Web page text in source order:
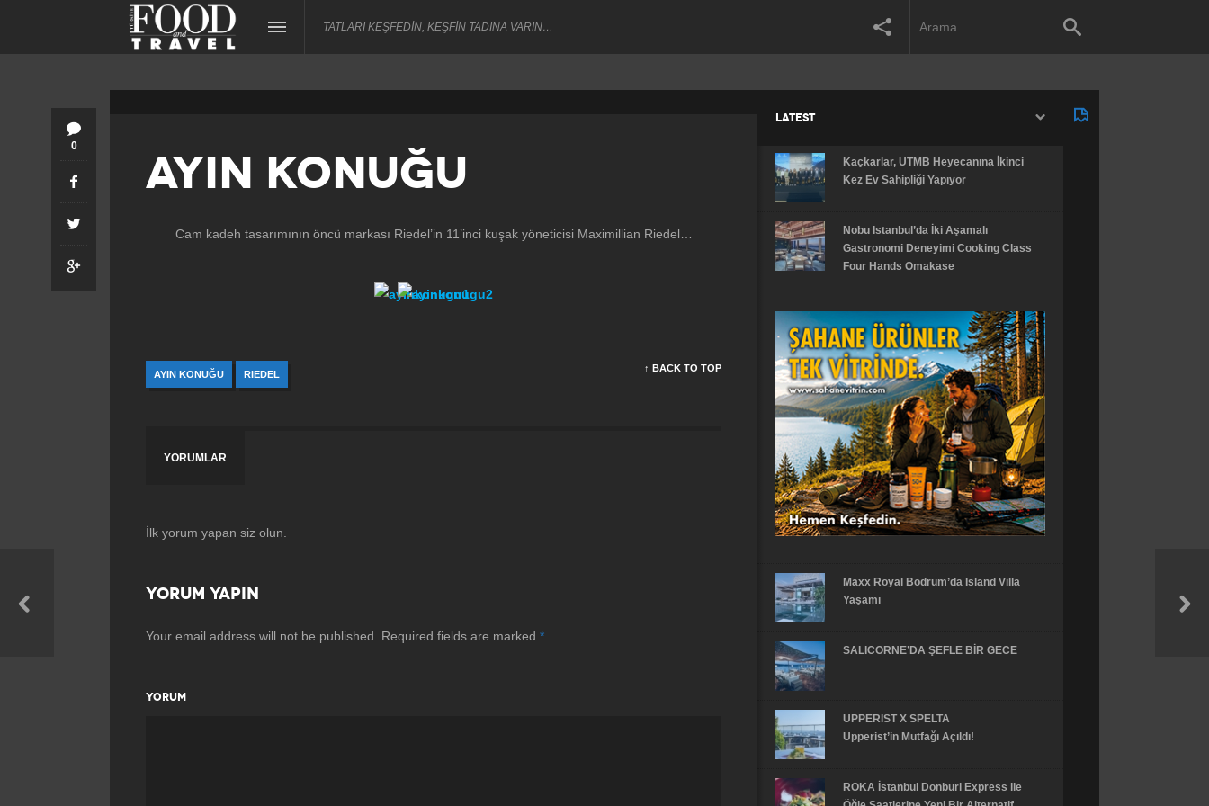
TATLARI KEŞFEDİN, KEŞFİN TADINA VARIN…
0 AYIN KONUĞU
Cam kadeh tasarımının öncü markası Riedel’in 11’inci kuşak yöneticisi Maximillian Riedel…
AYIN KONUĞU RIEDEL
↑ BACK TO TOP
YORUMLAR
İlk yorum yapan siz olun.
YORUM YAPIN
Your email address will not be published. Required fields are marked *
YORUM
LATEST
Kaçkarlar, UTMB Heyecanına İkinci
Kez Ev Sahipliği Yapıyor
Nobu Istanbul’da İki Aşamalı
Gastronomi Deneyimi Cooking Class
Four Hands Omakase
Maxx Royal Bodrum’da Island Villa
Yaşamı
SALICORNE’DA ŞEFLE BİR GECE
UPPERIST X SPELTA
Upperist’in Mutfağı Açıldı!
ROKA İstanbul Donburi Express ile